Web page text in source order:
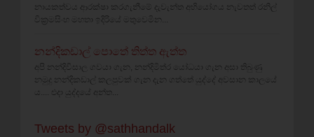
නායකත්වය ආරක්ෂා කරගැනීමේ දැවැන්ත අභියෝගය නැවතත් රනිල්
වික්‍රමසිංහ මහතා ඉදිරියේ මතුවෙමින...
නන්දිකඩාල් පොතේ තිත්ත ඇත්ත
අපි නන්දිවිසාල ගවයා ගැන, නන්දිමිත්ර යෝධයා ගැන අසා තිබුණු
නමුදු නන්දිකඩාල් කලපුවක් ගැන දැන ගත්තේ යුද්දේ අවසාන කාලයේ
ය.... එදා යුද්දයේ අන්ත...
Tweets by @sathhandalk